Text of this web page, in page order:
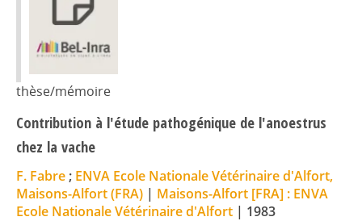
thèse/mémoire
Contribution à l'étude pathogénique de l'anoestrus
chez la vache
F. Fabre ; ENVA Ecole Nationale Vétérinaire d'Alfort,
Maisons-Alfort (FRA) | Maisons-Alfort [FRA] : ENVA
Ecole Nationale Vétérinaire d'Alfort | 1983